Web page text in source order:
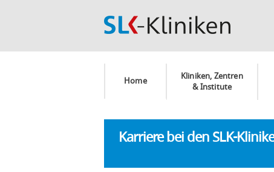
Home
Kliniken, Zentren
& Institute
Karriere bei den SLK-